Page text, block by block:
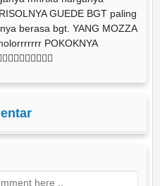
GUEDE BGT paling
berasa bgt. YANG MOZZA
POKOKNYA